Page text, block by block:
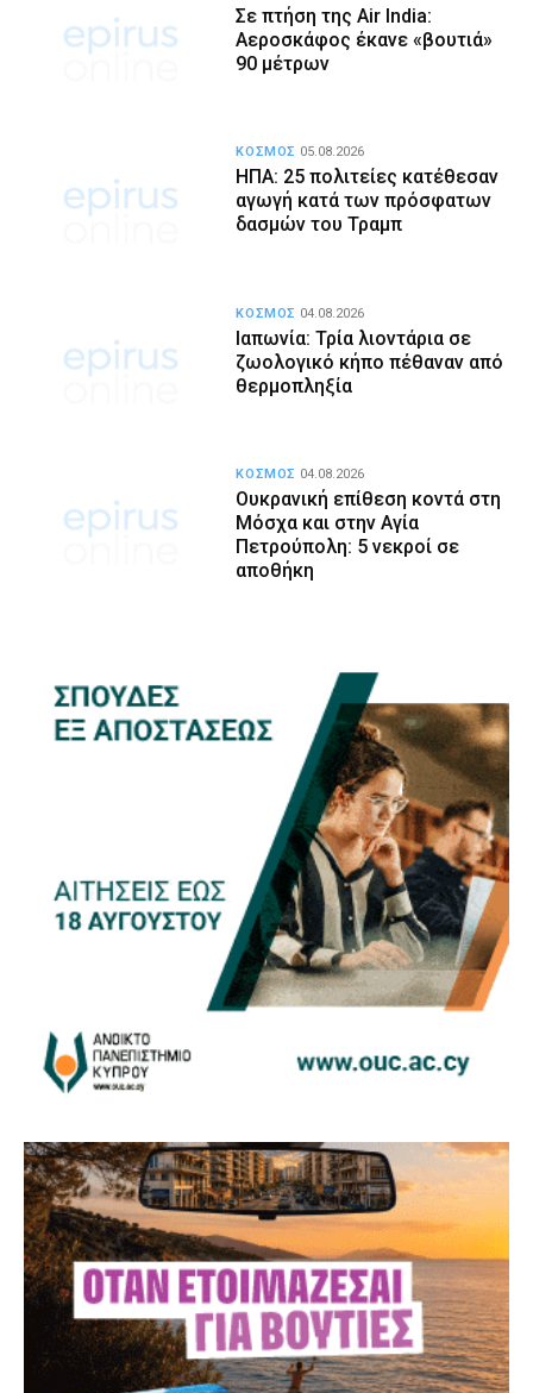
Σε πτήση της Air India:
Αεροσκάφος έκανε «βουτιά»
90 μέτρων
ΗΠΑ: 25 πολιτείες κατέθεσαν
αγωγή κατά των πρόσφατων
δασμών του Τραμπ
ΚΟΣΜΟΣ 05.08.2026
Ιαπωνία: Τρία λιοντάρια σε
ζωολογικό κήπο πέθαναν από
θερμοπληξία
ΚΟΣΜΟΣ 04.08.2026
Ουκρανική επίθεση κοντά στη
Μόσχα και στην Αγία
Πετρούπολη: 5 νεκροί σε
αποθήκη
ΚΟΣΜΟΣ 04.08.2026